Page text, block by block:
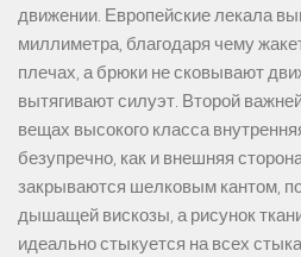
движении. Европейские лекала
миллиметра, благодаря чему
плечах, а брюки не сковывают
вытягивают силуэт. Второй
вещах высокого класса
безупречно, как и внешняя
закрываются шелковым кантом,
дышащей вискозы, а рисунок
идеально стыкуется на всех